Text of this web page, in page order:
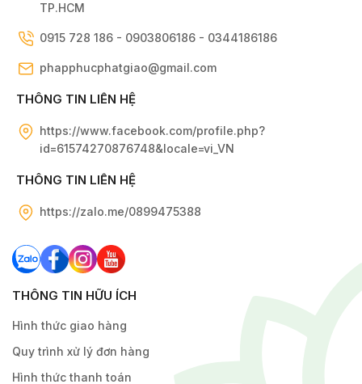
TP.HCM
0915 728 186 - 0903806186 - 0344186186
phapphucphatgiao@gmail.com
THÔNG TIN LIÊN HỆ
https://www.facebook.com/profile.php?
id=61574270876748&locale=vi_VN
THÔNG TIN LIÊN HỆ
https://zalo.me/0899475388
THÔNG TIN HỮU ÍCH
Hình thức giao hàng
Quy trình xử lý đơn hàng
Hình thức thanh toán